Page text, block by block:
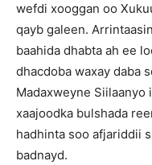
wefdi xooggan oo
qayb galeen.
baahida dhabta ah ee
dhacdoba waxay daba
Madaxweyne Siilaanyo
xaajoodka bulshada
hadhinta soo afjariddii
badnayd.